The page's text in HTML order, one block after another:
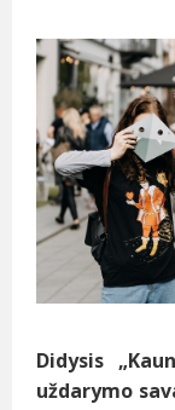
Didysis
uždarymo